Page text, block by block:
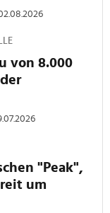
von 8.000
"Peak",
um